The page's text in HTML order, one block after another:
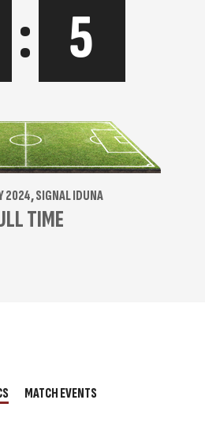
: 5
2024, SIGNAL IDUNA
TIME
MATCH EVENTS